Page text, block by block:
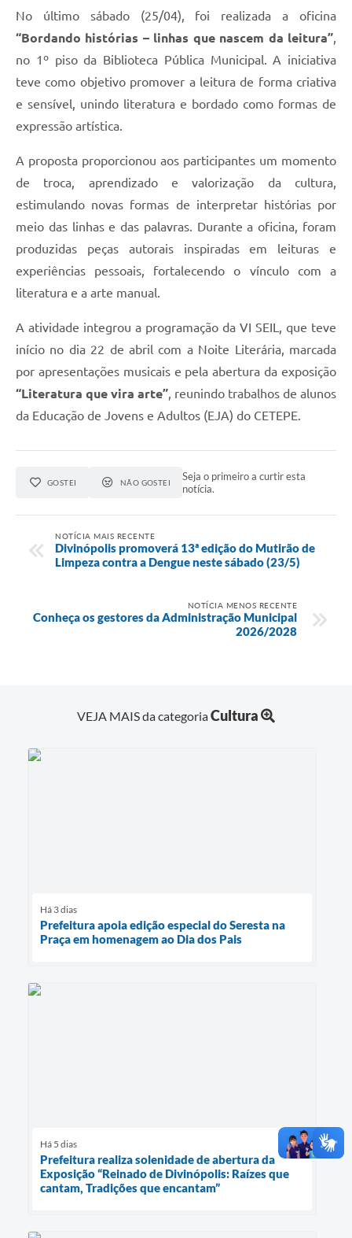
No último sábado (25/04), foi realizada a oficina
“Bordando histórias – linhas que nascem da leitura”,
no 1º piso da Biblioteca Pública Municipal. A iniciativa
teve como objetivo promover a leitura de forma criativa
e sensível, unindo literatura e bordado como formas de
expressão artística.
A proposta proporcionou aos participantes um momento
de troca, aprendizado e valorização da cultura,
estimulando novas formas de interpretar histórias por
meio das linhas e das palavras. Durante a oficina, foram
produzidas peças autorais inspiradas em leituras e
experiências pessoais, fortalecendo o vínculo com a
literatura e a arte manual.
A atividade integrou a programação da VI SEIL, que teve
início no dia 22 de abril com a Noite Literária, marcada
por apresentações musicais e pela abertura da exposição
“Literatura que vira arte”, reunindo trabalhos de alunos
da Educação de Jovens e Adultos (EJA) do CETEPE.
GOSTEI NÃO GOSTEI
Seja o primeiro a curtir esta
notícia.
NOTÍCIA MAIS RECENTE
Divinópolis promoverá 13ª edição do Mutirão de
Limpeza contra a Dengue neste sábado (23/5)
NOTÍCIA MENOS RECENTE
Conheça os gestores da Administração Municipal
2026/2028
VEJA MAIS da categoriaCultura
Há 3 dias
Prefeitura apoia edição especial do Seresta na
Praça em homenagem ao Dia dos Pais
Há 5 dias
Prefeitura realiza solenidade de abertura da
Exposição “Reinado de Divinópolis: Raízes que
cantam, Tradições que encantam”